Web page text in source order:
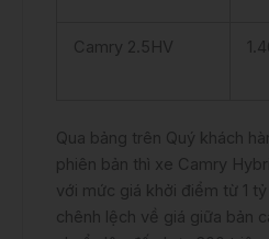
Camry 2.5HV
Qua bảng trên Quý khách
phiên bản thì xe Camry
với mức giá khởi điểm từ 1
chênh lệch về giá giữa bản